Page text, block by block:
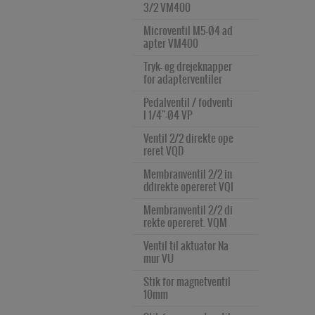
3/2 VM400
Microventil M5-Ø4 ad
apter VM400
Tryk- og drejeknapper
for adapterventiler
Pedalventil / fodventi
l 1/4"-Ø4 VP
Ventil 2/2 direkte ope
reret VQD
Membranventil 2/2 in
ddirekte opereret VQI
Membranventil 2/2 di
rekte opereret. VQM
Ventil til aktuator Na
mur VU
Stik for magnetventil
10mm